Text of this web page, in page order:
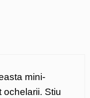
mini-
ochelarii. Stiu